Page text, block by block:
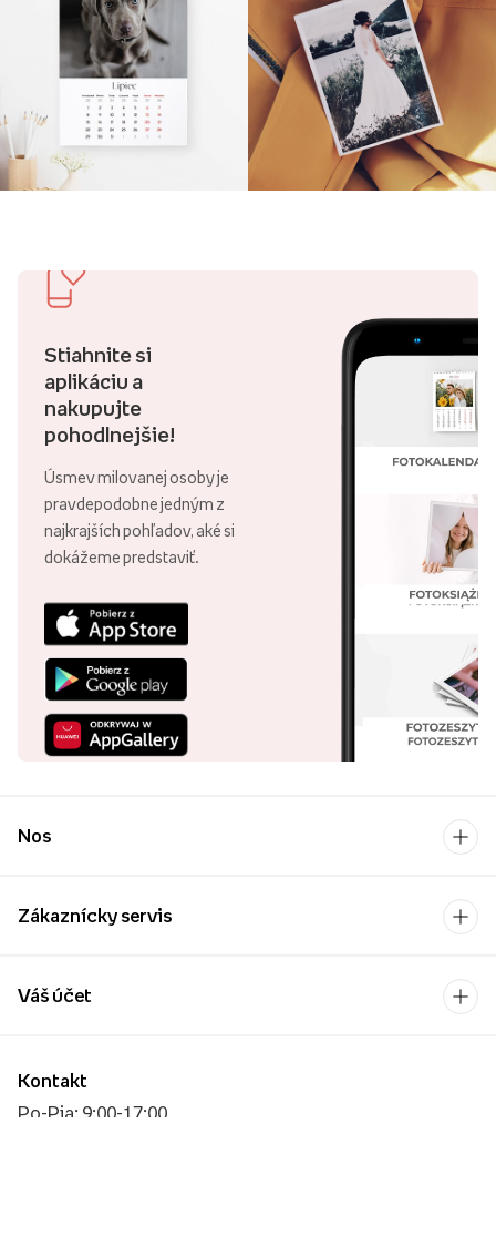
Stiahnite si
aplikáciu a
nakupujte
pohodlnejšie!
Úsmev milovanej osoby je
pravdepodobne jedným z
najkrajších pohľadov, aké si
dokážeme predstaviť.
Nos
Zákaznícky servis
Kontakt
Po-Pia: 9:00-17:00
Váš účet